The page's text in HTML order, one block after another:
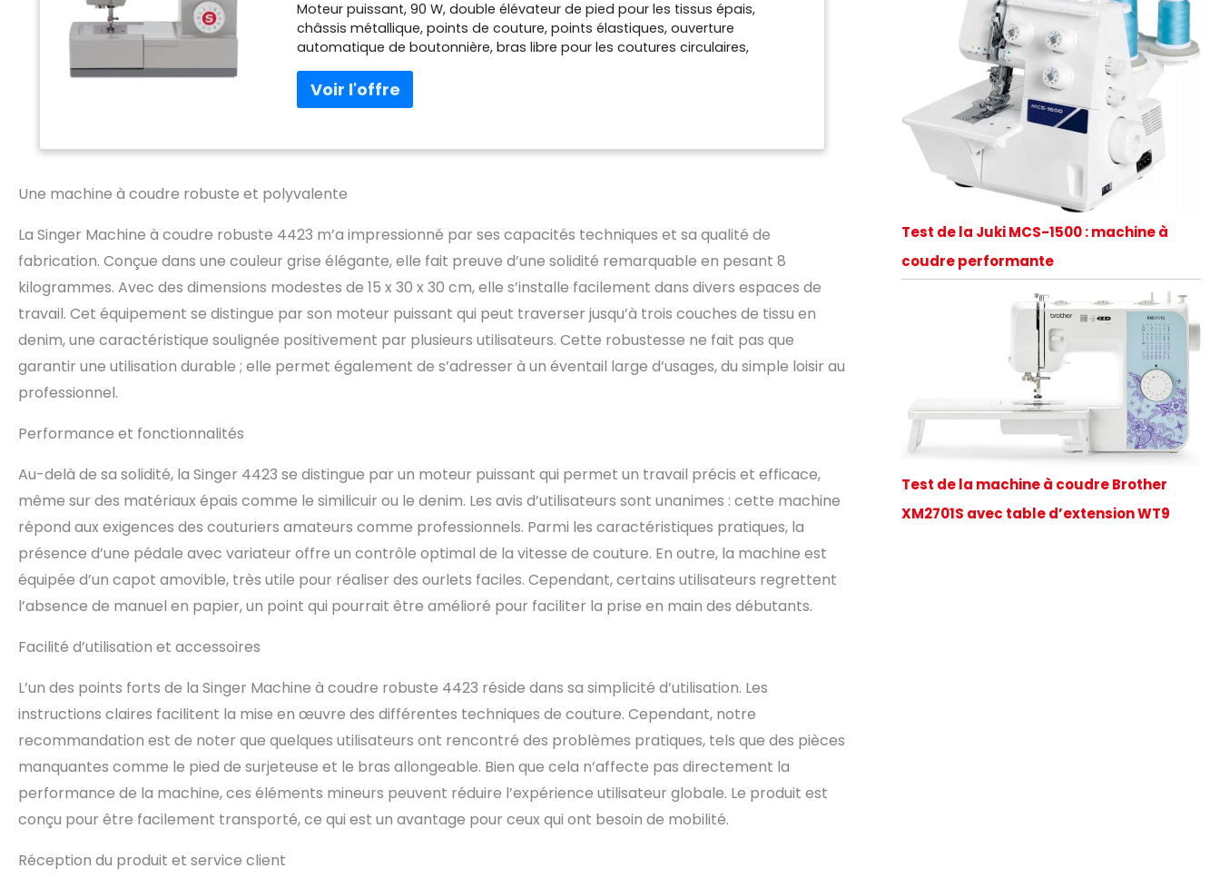
Moteur puissant, 90 W, double élévateur de pied pour les tissus épais,
châssis métallique, points de couture, points élastiques, ouverture
automatique de boutonnière, bras libre pour les coutures circulaires,
Une machine à coudre robuste et polyvalente
La Singer Machine à coudre robuste 4423 m’a impressionné par ses capacités techniques et sa qualité de
fabrication. Conçue dans une couleur grise élégante, elle fait preuve d’une solidité remarquable en pesant 8
kilogrammes. Avec des dimensions modestes de 15 x 30 x 30 cm, elle s’installe facilement dans divers espaces de
travail. Cet équipement se distingue par son moteur puissant qui peut traverser jusqu’à trois couches de tissu en
denim, une caractéristique soulignée positivement par plusieurs utilisateurs. Cette robustesse ne fait pas que
garantir une utilisation durable ; elle permet également de s’adresser à un éventail large d’usages, du simple loisir au
professionnel.
Performance et fonctionnalités
Au-delà de sa solidité, la Singer 4423 se distingue par un moteur puissant qui permet un travail précis et efficace,
même sur des matériaux épais comme le similicuir ou le denim. Les avis d’utilisateurs sont unanimes : cette machine
répond aux exigences des couturiers amateurs comme professionnels. Parmi les caractéristiques pratiques, la
présence d’une pédale avec variateur offre un contrôle optimal de la vitesse de couture. En outre, la machine est
équipée d’un capot amovible, très utile pour réaliser des ourlets faciles. Cependant, certains utilisateurs regrettent
l’absence de manuel en papier, un point qui pourrait être amélioré pour faciliter la prise en main des débutants.
Facilité d’utilisation et accessoires
L’un des points forts de la Singer Machine à coudre robuste 4423 réside dans sa simplicité d’utilisation. Les
instructions claires facilitent la mise en œuvre des différentes techniques de couture. Cependant, notre
recommandation est de noter que quelques utilisateurs ont rencontré des problèmes pratiques, tels que des pièces
manquantes comme le pied de surjeteuse et le bras allongeable. Bien que cela n’affecte pas directement la
performance de la machine, ces éléments mineurs peuvent réduire l’expérience utilisateur globale. Le produit est
conçu pour être facilement transporté, ce qui est un avantage pour ceux qui ont besoin de mobilité.
Réception du produit et service client
Test de la Juki MCS-1500 : machine à
coudre performante
Test de la machine à coudre Brother
XM2701S avec table d’extension WT9